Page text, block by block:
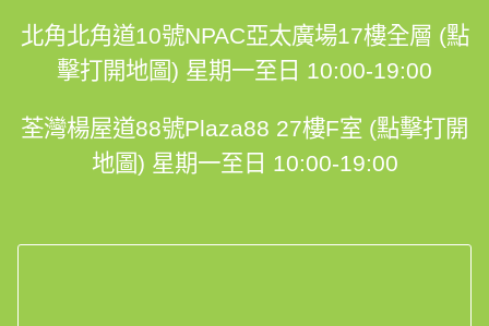
北角北角道10號NPAC亞太廣場17樓全層 (點
擊打開地圖) 星期一至日 10:00-19:00
荃灣楊屋道88號Plaza88 27樓F室 (點擊打開
地圖) 星期一至日 10:00-19:00